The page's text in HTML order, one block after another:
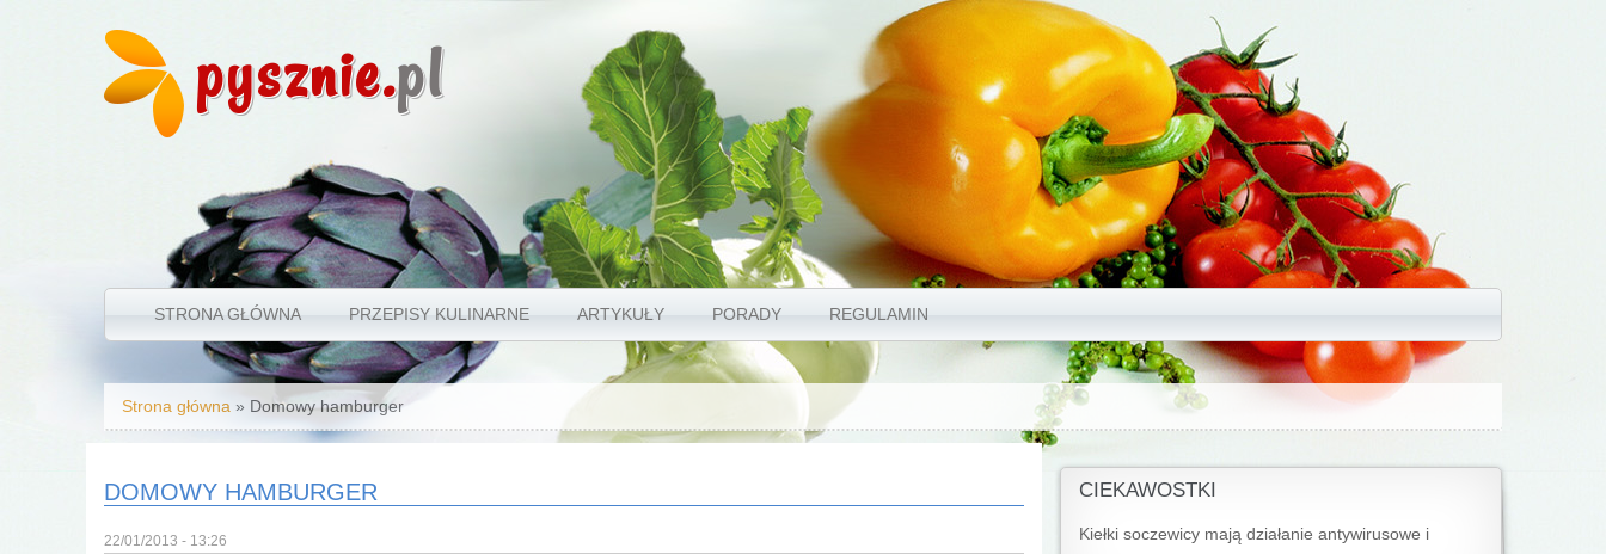
pysznie.pl
STRONA GŁÓWNA PRZEPISY KULINARNE ARTYKUŁY PORADY REGULAMIN
Jesteś tutaj
Strona główna » Domowy hamburger
DOMOWY HAMBURGER
22/01/2013 - 13:26
CIEKAWOSTKI
Kiełki soczewicy mają działanie antywirusowe i